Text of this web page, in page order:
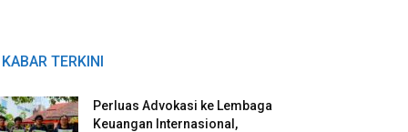
KABAR TERKINI
Perluas Advokasi ke Lembaga
Keuangan Internasional,